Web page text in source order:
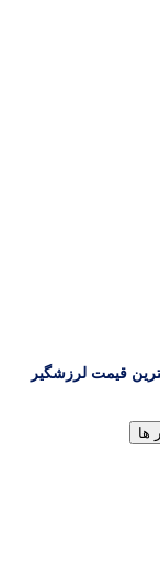
قیمت لرزشگیر
ها